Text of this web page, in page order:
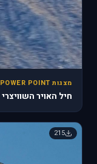
מצגות POWER POINT
חיל האויר השוויצרי
215